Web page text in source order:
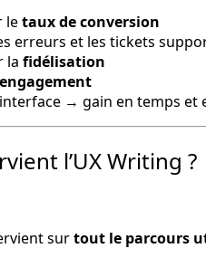
letaux de conversion
erreurs et les tickets
la fidélisation
engagement
→ gain en temps et
l’UX Writing ?
surtout le parcours